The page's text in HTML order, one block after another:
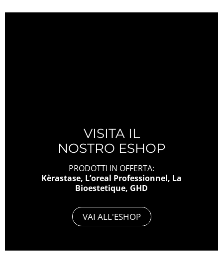
VISITA IL
NOSTRO ESHOP
PRODOTTI IN OFFERTA:
Kèrastase, L’oreal Professionnel, La
Bioestetique, GHD
VAI ALL'ESHOP